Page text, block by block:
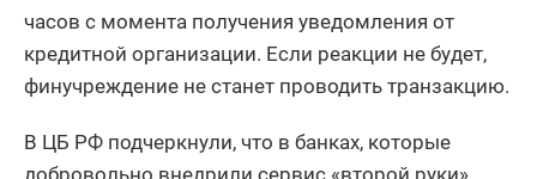
часов с момента получения уведомления от
кредитной организации. Если реакции не будет,
финучреждение не станет проводить транзакцию.
В ЦБ РФ подчеркнули, что в банках, которые
добровольно внедрили сервис «второй руки»,